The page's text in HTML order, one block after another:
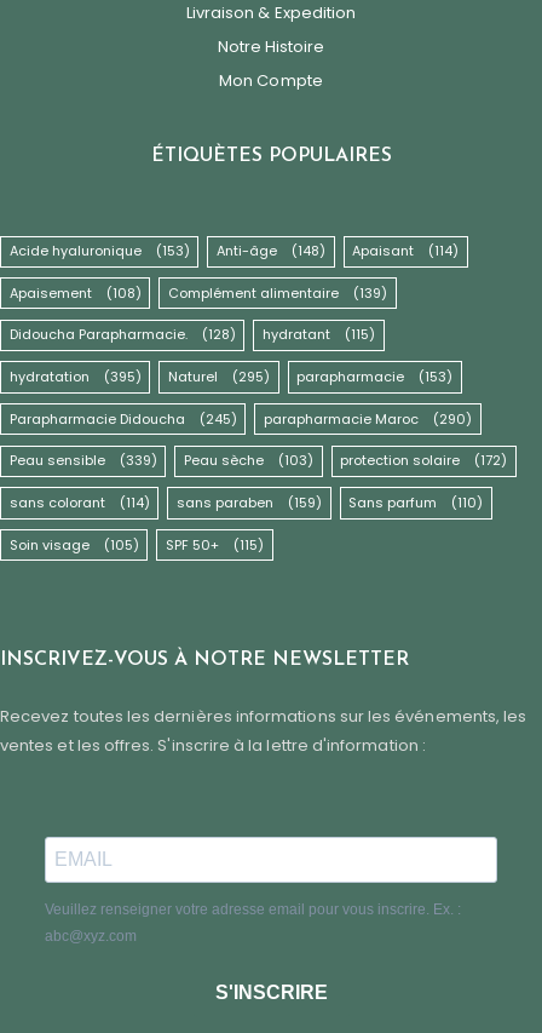
Livraison & Expedition
Notre Histoire
Mon Compte
ÉTIQUÈTES POPULAIRES
Acide hyaluronique (153) Anti-âge (148) Apaisant (114)
Apaisement (108) Complément alimentaire (139)
Didoucha Parapharmacie. (128) hydratant (115)
hydratation (395) Naturel (295) parapharmacie (153)
Parapharmacie Didoucha (245) parapharmacie Maroc (290)
Peau sensible (339) Peau sèche (103) protection solaire (172)
sans colorant (114) sans paraben (159) Sans parfum (110)
Soin visage (105) SPF 50+ (115)
INSCRIVEZ-VOUS À NOTRE NEWSLETTER
Recevez toutes les dernières informations sur les événements, les
ventes et les offres. S'inscrire à la lettre d'information :
Veuillez renseigner votre adresse email pour vous inscrire. Ex. :
abc@xyz.com
S'INSCRIRE